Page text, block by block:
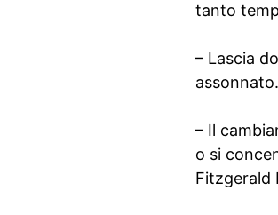
tanto
– Lascia
– Il
o si
Fitzgerald